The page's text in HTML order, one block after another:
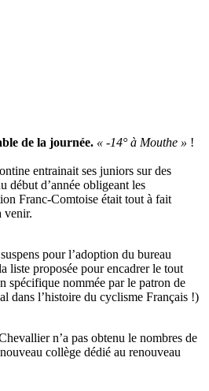
de la journée. « -14° à Mouthe » !
entrainait ses juniors sur des
début d’année obligeant les
Franc-Comtoise était tout à fait
venir.
pour l’adoption du bureau
liste proposée pour encadrer le tout
spécifique nommée par le patron de
dans l’histoire du cyclisme Français !)
n’a pas obtenu le nombres de
collège dédié au renouveau